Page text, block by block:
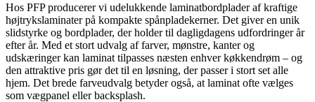
Hos PFP producerer vi udelukkende laminatbordplader af kraftige
højtrykslaminater på kompakte spånpladekerner. Det giver en unik
slidstyrke og bordplader, der holder til dagligdagens udfordringer år
efter år. Med et stort udvalg af farver, mønstre, kanter og
udskæringer kan laminat tilpasses næsten enhver køkkendrøm – og
den attraktive pris gør det til en løsning, der passer i stort set alle
hjem. Det brede farveudvalg betyder også, at laminat ofte vælges
som vægpanel eller backsplash.